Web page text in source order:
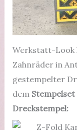
Werkstatt-Look
Zahnräder in
gestempelter
dem
Dreckstempel: